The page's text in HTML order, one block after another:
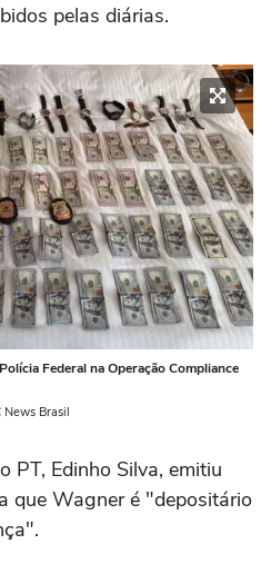
pelas diárias.
Federal na Operação Compliance
News Brasil
PT, Edinho Silva, emitiu
que Wagner é "depositário